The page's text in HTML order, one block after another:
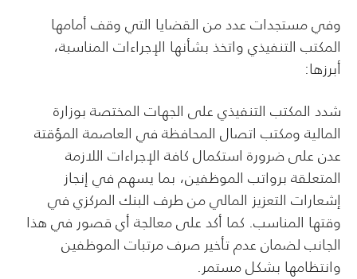
وفي مستجدات عدد من القضايا التي وقف أمامها
المكتب التنفيذي واتخذ بشأنها الإجراءات المناسبة،
أبرزها:
شدد المكتب التنفيذي على الجهات المختصة بوزارة
المالية ومكتب اتصال المحافظة في العاصمة المؤقتة
عدن على ضرورة استكمال كافة الإجراءات اللازمة
المتعلقة برواتب الموظفين، بما يسهم في إنجاز
إشعارات التعزيز المالي من طرف البنك المركزي في
وقتها المناسب. كما أكد على معالجة أي قصور في هذا
الجانب لضمان عدم تأخير صرف مرتبات الموظفين
وانتظامها بشكل مستمر.